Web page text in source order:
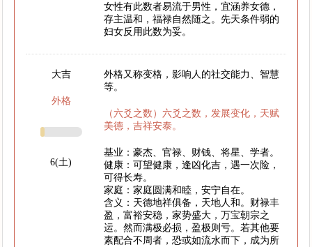
女性有此数者易流于男性，宜涵养女德，
存主温和，福禄自然随之。先天条件弱的
妇女反用此数为妥。
大吉
外格
6(土)
外格又称变格，影响人的社交能力、智慧
等。
（六爻之数）六爻之数，发展变化，天赋
美德，吉祥安泰。
基业：豪杰、官禄、财钱、将星、学者。
健康：可望健康，逢凶化吉，遇一次险，
可得长寿。
家庭：家庭圆满和睦，安宁自在。
含义：天德地祥俱备，天地人和。财禄丰
盈，富裕安稳，家势盛大，万宝朝宗之
运。然而满极必损，盈极则亏。若其他要
素配合不周者，恐或如流水而下，成为所